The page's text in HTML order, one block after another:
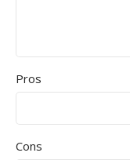
Pros
Cons